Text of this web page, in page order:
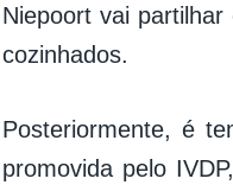
Niepoort vai
cozinhados.
Posteriormente, é
promovida pelo